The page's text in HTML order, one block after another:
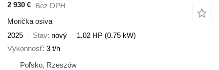
2 930 € Bez DPH
Morička osiva
2025
Stav nový
1.02 HP (0.75 kW)
Výkonnosť 3 t/h
Poľsko, Rzeszów